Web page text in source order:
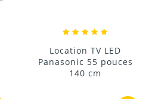
Location TV LED
Panasonic 55 pouces
140 cm